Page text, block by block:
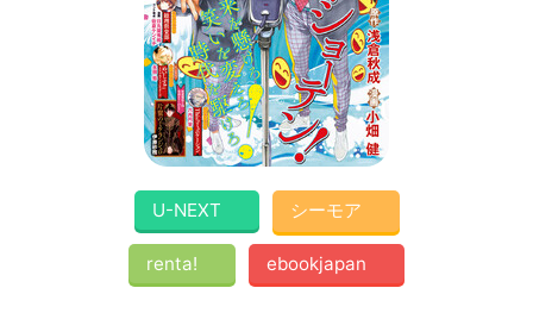
U-NEXT シーモア
renta! ebookjapan